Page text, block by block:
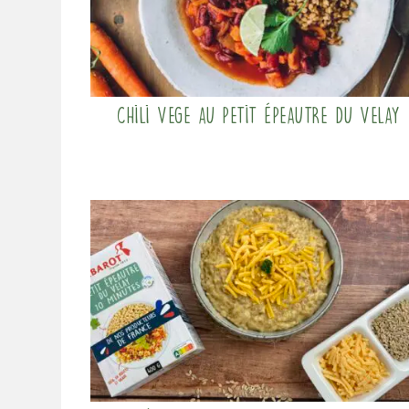
Chili Vege au petit épeautre du velay